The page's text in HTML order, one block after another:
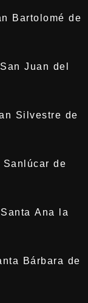
Bartolomé de
Juan del
Silvestre de
Sanlúcar de
Ana la
Bárbara de